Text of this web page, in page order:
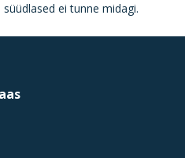
ei tunne midagi.